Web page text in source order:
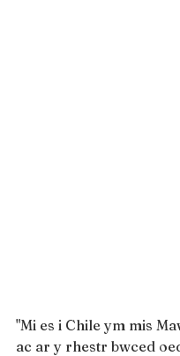
"Mi es i Chile ym mis
ac ar y rhestr bwced